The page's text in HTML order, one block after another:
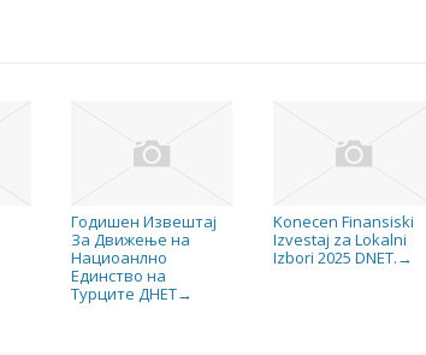
Годишен Извештај
За Движење на
Нациоанлно
Единство на
Турците ДНЕТ→
Konecen Finansiski
Izvestaj za Lokalni
Izbori 2025 DNET. →